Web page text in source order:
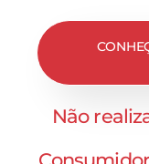
Não